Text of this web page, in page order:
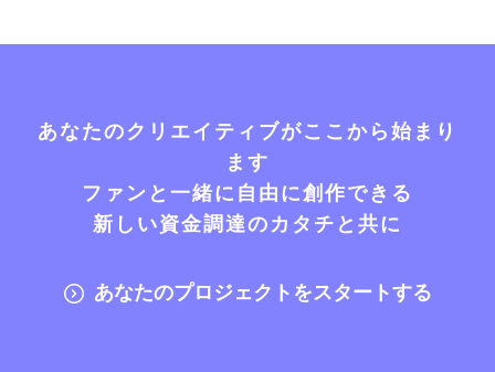
あなたのクリエイティブがここから始まり
ます
ファンと一緒に自由に創作できる
新しい資金調達のカタチと共に
あなたのプロジェクトをスタートする